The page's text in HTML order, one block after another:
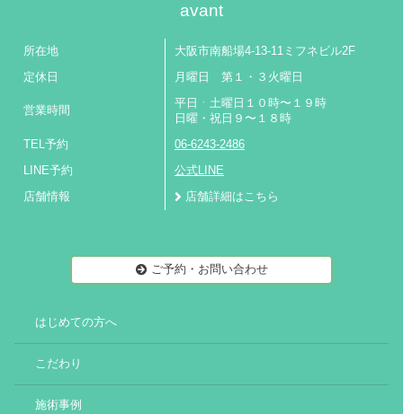
avant
所在地 大阪市南船場4-13-11ミフネビル2F
定休日 月曜日 第１・３火曜日
営業時間
平日ㆍ土曜日１０時〜１９時
日曜・祝日９〜１８時
TEL予約 06-6243-2486
LINE予約 公式LINE
店舗情報 店舗詳細はこちら
ご予約・お問い合わせ
はじめての方へ
こだわり
施術事例